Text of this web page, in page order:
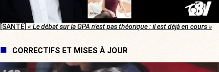
[SANTÉ] « Le débat sur la GPA n’est pas théorique : il est déjà en cours »
CORRECTIFS ET MISES À JOUR